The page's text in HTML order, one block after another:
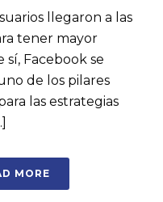
llegaron a las
tener mayor
Facebook se
de los pilares
las estrategias
MORE